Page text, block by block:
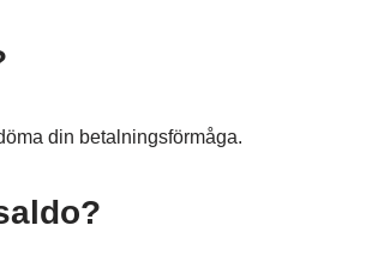
din betalningsförmåga.